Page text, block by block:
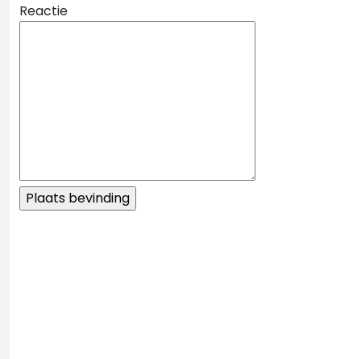
Reactie